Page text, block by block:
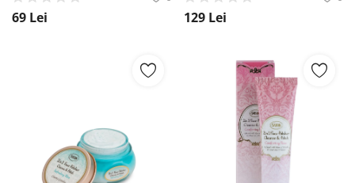
69 Lei 129 Lei